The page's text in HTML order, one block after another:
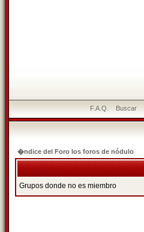
F.A.Q. Buscar
�ndice del Foro los foros de nódulo
Grupos donde no es miembro